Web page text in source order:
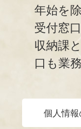
年始を除
受付窓
収納課
口も業
個人情